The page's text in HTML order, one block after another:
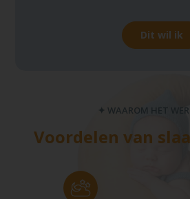
Dit wil ik
✦ WAAROM HET
Voordelen van